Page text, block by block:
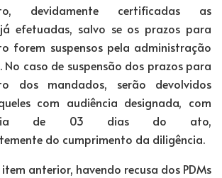
devidamente certificadas as
efetuadas, salvo se os prazos para
forem suspensos pela administração
No caso de suspensão dos prazos para
dos mandados, serão devolvidos
com audiência designada, com
de 03 dias do ato,
do cumprimento da diligência.
anterior, havendo recusa dos PDMs